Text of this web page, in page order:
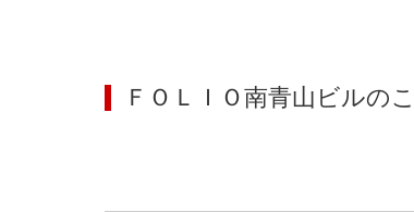
ＦＯＬＩＯ南青山ビルの